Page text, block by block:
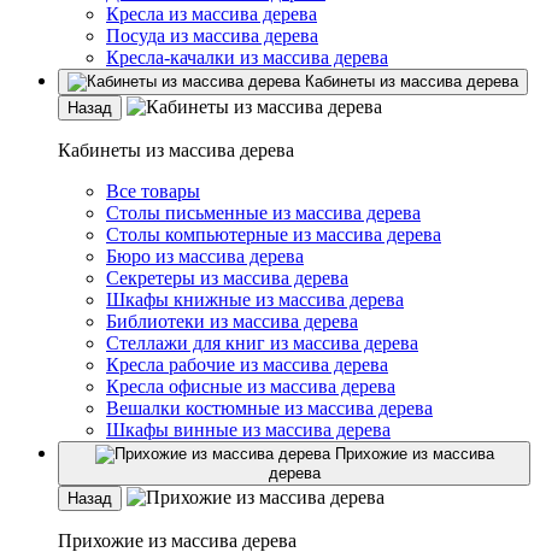
Кресла из массива дерева
Посуда из массива дерева
Кресла-качалки из массива дерева
Кабинеты из массива дерева
Назад
Кабинеты из массива дерева
Все товары
Столы письменные из массива дерева
Столы компьютерные из массива дерева
Бюро из массива дерева
Секретеры из массива дерева
Шкафы книжные из массива дерева
Библиотеки из массива дерева
Стеллажи для книг из массива дерева
Кресла рабочие из массива дерева
Кресла офисные из массива дерева
Вешалки костюмные из массива дерева
Шкафы винные из массива дерева
Прихожие из массива
дерева
Назад
Прихожие из массива дерева